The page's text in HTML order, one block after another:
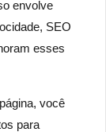
envolve
SEO
esses
você
para